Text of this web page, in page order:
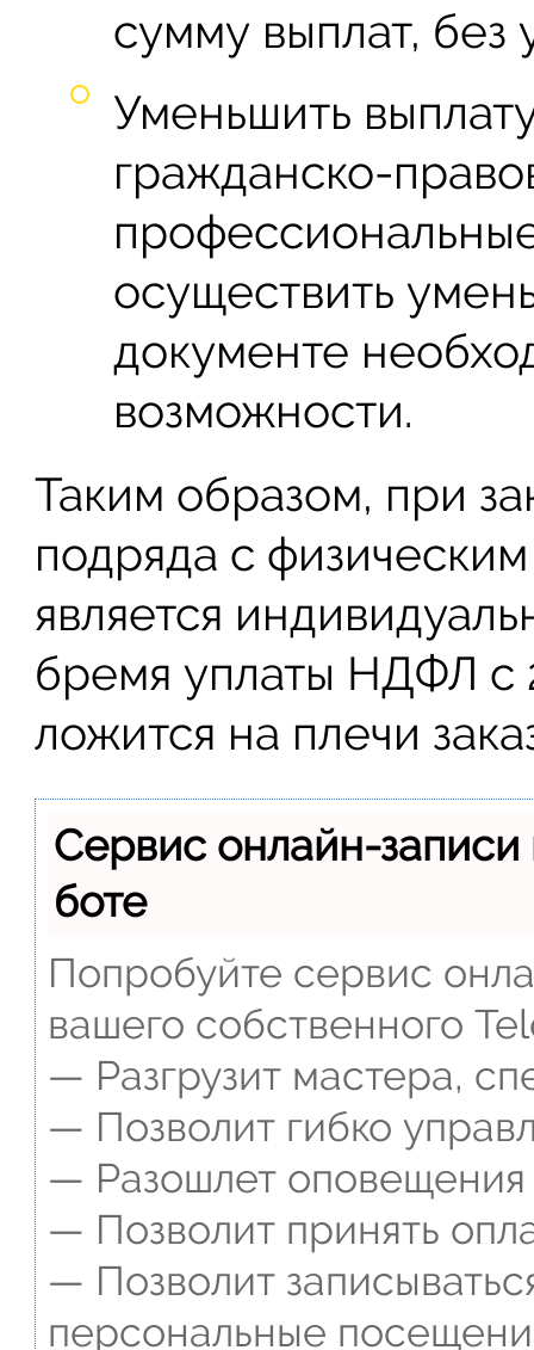
сумму выплат,
Уменьшить
гражданско-
осуществить
документе
возможности.
Таким образом, при
подряда с
является
бремя уплаты НДФЛ с
ложится на плечи
Сервис онлайн-
боте
Попробуйте сервис
вашего собственного
— Разгрузит мастера,
— Позволит гибко
— Разошлет оповещения
— Позволит принять
— Позволит
персональные